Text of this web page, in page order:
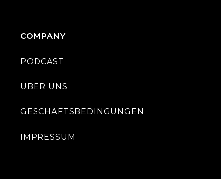
COMPANY
PODCAST
ÜBER UNS
GESCHÄFTSBEDINGUNGEN
IMPRESSUM